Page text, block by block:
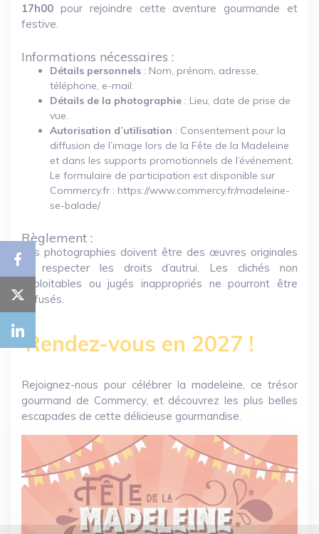
17h00 pour rejoindre cette aventure gourmande et
festive.
Informations nécessaires :
Détails personnels : Nom, prénom, adresse,
téléphone, e-mail.
Détails de la photographie : Lieu, date de prise de
vue.
Autorisation d’utilisation : Consentement pour la
diffusion de l’image lors de la Fête de la Madeleine
et dans les supports promotionnels de l’événement.
Le formulaire de participation est disponible sur
Commercy.fr : https://www.commercy.fr/madeleine-
se-balade/
Règlement :
Les photographies doivent être des œuvres originales
et respecter les droits d’autrui. Les clichés non
exploitables ou jugés inappropriés ne pourront être
diffusés.
Rendez-vous en 2027 !
Rejoignez-nous pour célébrer la madeleine, ce trésor
gourmand de Commercy, et découvrez les plus belles
escapades de cette délicieuse gourmandise.